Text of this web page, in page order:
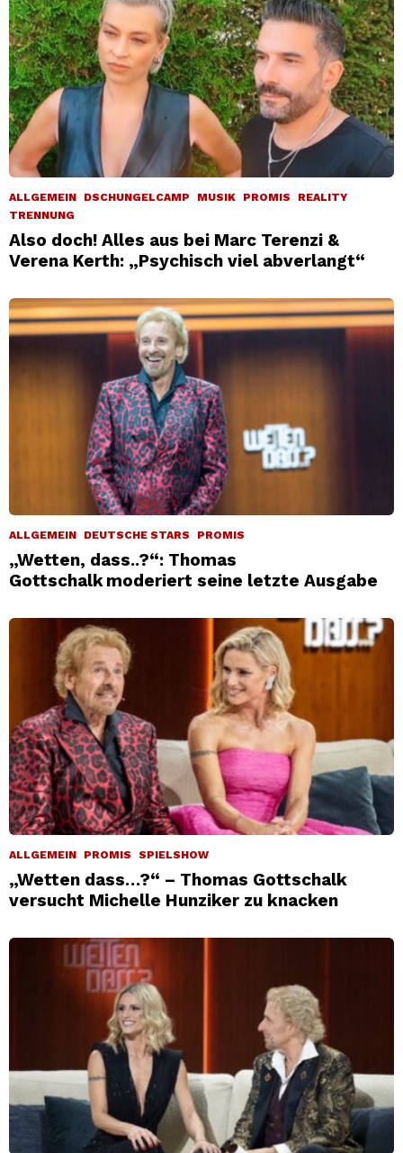
ALLGEMEIN DSCHUNGELCAMP MUSIK PROMIS
REALITY
TRENNUNG
Also doch! Alles aus bei Marc Terenzi &
Verena Kerth: „Psychisch viel abverlangt“
ALLGEMEIN DEUTSCHE STARS PROMIS
„Wetten, dass..?“: Thomas
Gottschalk moderiert seine letzte Ausgabe
ALLGEMEIN PROMIS SPIELSHOW
„Wetten dass…?“ – Thomas Gottschalk
versucht Michelle Hunziker zu knacken